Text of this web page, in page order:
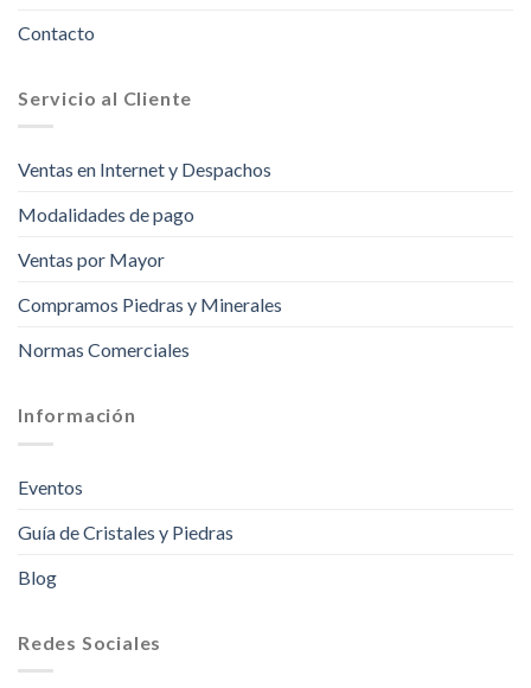
Contacto
Servicio al Cliente
Ventas en Internet y Despachos
Modalidades de pago
Ventas por Mayor
Compramos Piedras y Minerales
Normas Comerciales
Información
Eventos
Guía de Cristales y Piedras
Blog
Redes Sociales